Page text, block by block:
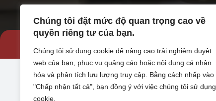
Chúng tôi đặt mức độ quan trọng cao về
quyền riêng tư của bạn.
Chúng tôi sử dụng cookie để nâng cao trải nghiệm duyệt
web của bạn, phục vụ quảng cáo hoặc nội dung cá nhân
hóa và phân tích lưu lượng truy cập. Bằng cách nhấp vào
"Chấp nhận tất cả", bạn đồng ý với việc chúng tôi sử dụng
cookie.